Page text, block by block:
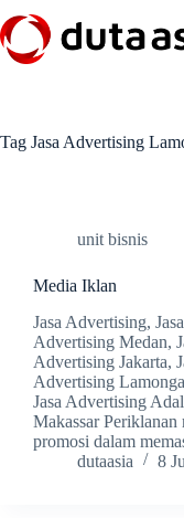
to
content
Tag Jasa Advertising
unit bisnis
Media Iklan
Jasa Advertising,
Advertising Medan,
Advertising Jakarta,
Advertising
Jasa Advertising
Makassar Periklanan
promosi dalam
dutaasia
8